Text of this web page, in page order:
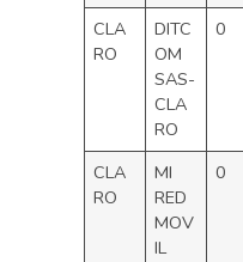
CLA
RO
DITC
OM
SAS-
CLA
RO
0
CLA
RO
MI
RED
MOV
IL
0